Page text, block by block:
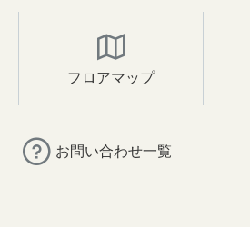
フロアマップ
お問い合わせ一覧